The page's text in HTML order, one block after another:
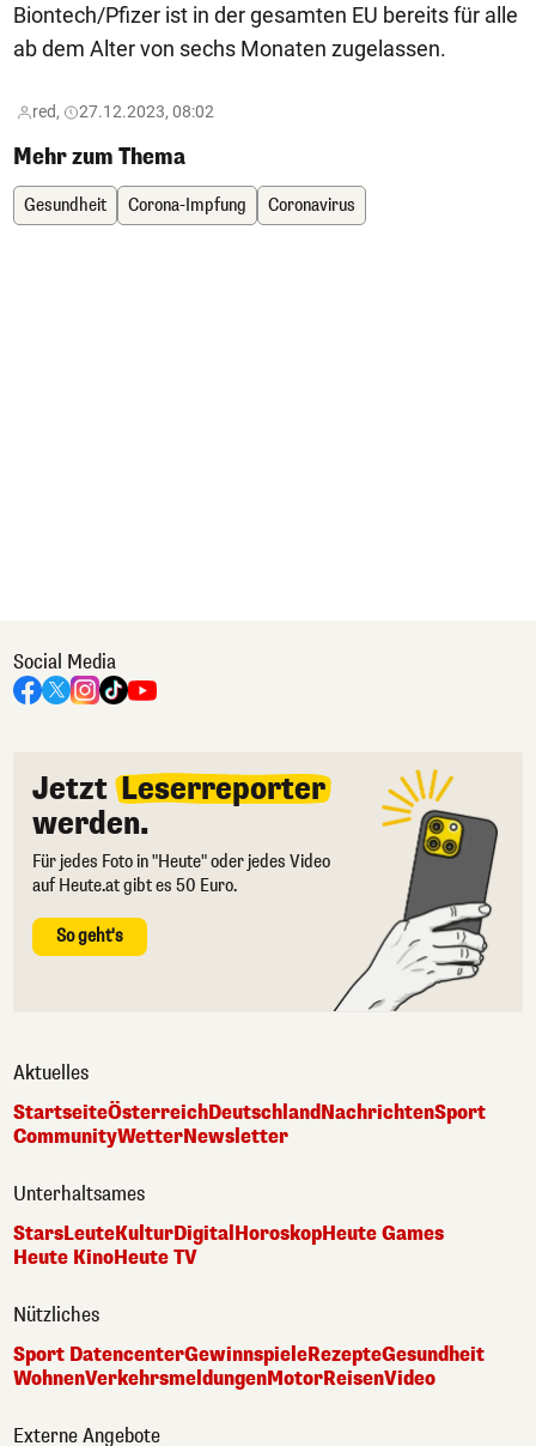
Biontech/Pfizer ist in der gesamten EU bereits für alle
ab dem Alter von sechs Monaten zugelassen.
red, 27.12.2023, 08:02
Mehr zum Thema
Gesundheit Corona-Impfung Coronavirus
Social Media
Jetzt Leserreporter
werden.
Für jedes Foto in "Heute" oder jedes Video
auf Heute.at gibt es 50 Euro.
So geht's
Aktuelles
StartseiteÖsterreichDeutschlandNachrichtenSport
CommunityWetterNewsletter
Unterhaltsames
StarsLeuteKulturDigitalHoroskopHeute Games
Heute KinoHeute TV
Nützliches
Sport DatencenterGewinnspieleRezepteGesundheit
WohnenVerkehrsmeldungenMotorReisenVideo
Externe Angebote